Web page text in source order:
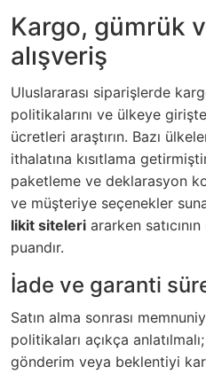
Kargo, gümrük
alışveriş
Uluslararası siparişlerde
politikalarını ve ülkeye
ücretleri araştırın. Bazı
ithalatına kısıtlama
paketleme ve deklarasyon
ve müşteriye seçenekler
likit siteleri ararken
puandır.
İade ve garanti
Satın alma sonrası
politikaları açıkça
gönderim veya beklentiyi